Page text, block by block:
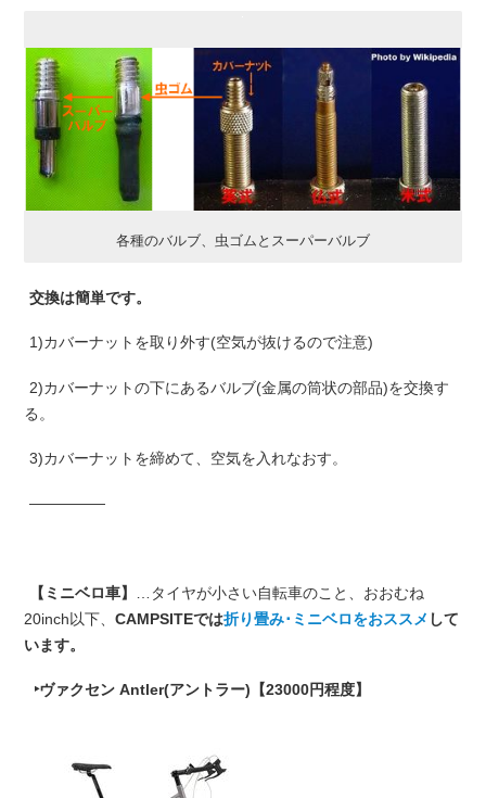
各種のバルブ、虫ゴムとスーパーバルブ
交換は簡単です。
1)カバーナットを取り外す(空気が抜けるので注意)
2)カバーナットの下にあるバルブ(金属の筒状の部品)を交換す
る。
3)カバーナットを締めて、空気を入れなおす。
—————
【ミニベロ車】
…タイヤが小さい自転車のこと、おおむね
20inch以下、 CAMPSITEでは折り畳み･ミニベロをおススメ して
います。
‣ヴァクセン Antler(アントラー)【23000円程度】